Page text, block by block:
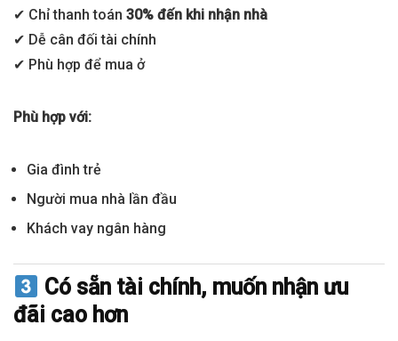
✔ Chỉ thanh toán 30% đến khi nhận nhà
✔ Dễ cân đối tài chính
✔ Phù hợp để mua ở
Phù hợp với:
Gia đình trẻ
Người mua nhà lần đầu
Khách vay ngân hàng
Có sẵn tài chính, muốn nhận ưu
đãi cao hơn